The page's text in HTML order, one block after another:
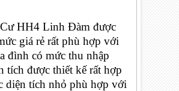
HH4 Linh Đàm được
giá rẻ rất phù hợp với
đình có mức thu nhập
tích được thiết kế rất hợp
diện tích nhỏ phù hợp với